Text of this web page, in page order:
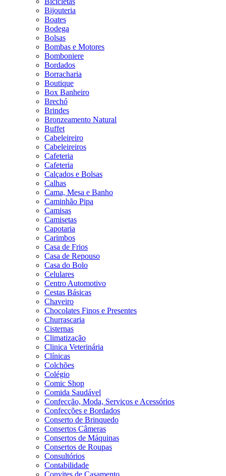
Bijouteria
Boates
Bodega
Bolsas
Bombas e Motores
Bomboniere
Bordados
Borracharia
Boutique
Box Banheiro
Brechó
Brindes
Bronzeamento Natural
Buffet
Cabeleireiro
Cabeleireiros
Cafeteria
Cafeteria
Calçados e Bolsas
Calhas
Cama, Mesa e Banho
Caminhão Pipa
Camisas
Camisetas
Capotaria
Carimbos
Casa de Frios
Casa de Repouso
Casa do Bolo
Celulares
Centro Automotivo
Cestas Básicas
Chaveiro
Chocolates Finos e Presentes
Churrascaria
Cisternas
Climatização
Clinica Veterinária
Clínicas
Colchões
Colégio
Comic Shop
Comida Saudável
Confecção, Moda, Serviços e Acessórios
Confecções e Bordados
Conserto de Brinquedo
Consertos Câmeras
Consertos de Máquinas
Consertos de Roupas
Consultórios
Contabilidade
Convites de Casamento